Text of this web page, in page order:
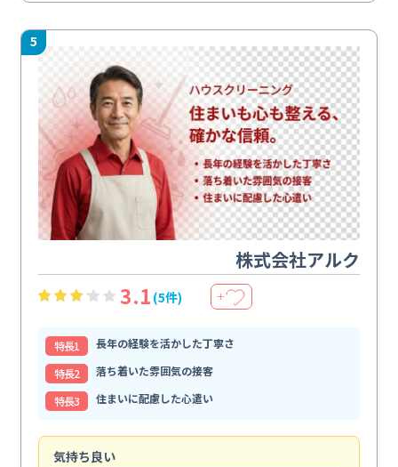
5
株式会社アルク
3.1 (5件) ＋
特⻑1
長年の経験を活かした丁寧さ
特⻑2
落ち着いた雰囲気の接客
特⻑3
住まいに配慮した心遣い
気持ち良い